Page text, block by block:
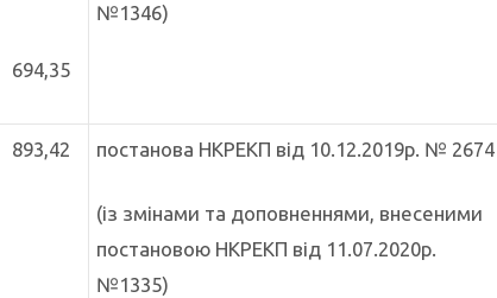
694,35
№1346)
893,42 постанова НКРЕКП від 10.12.2019р. № 2674
(із змінами та доповненнями, внесеними
постановою НКРЕКП від 11.07.2020р.
№1335)